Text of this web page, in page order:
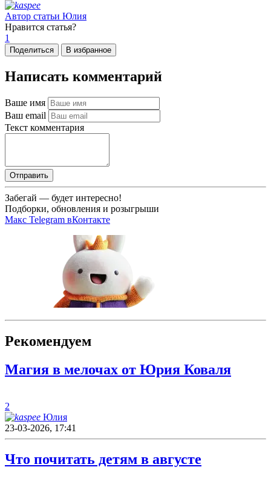
Автор статьи Юлия
Нравится статья?
1
Поделиться В избранное
Написать комментарий
Ваше имя
Ваш email
Текст комментария
Отправить
Забегай — будет интересно!
Подборки, обновления и розыгрыши
Макс Telegram вКонтакте
Рекомендуем
Магия в мелочах от Юрия Коваля
2
Юлия
23-03-2026, 17:41
Что почитать детям в августе